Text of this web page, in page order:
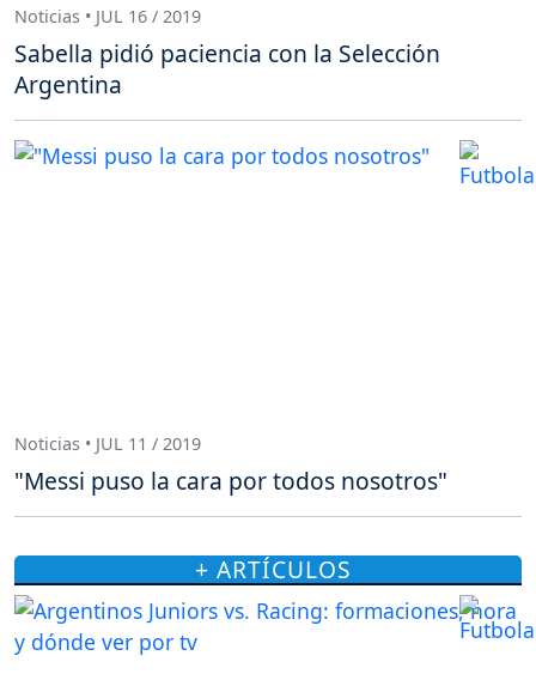
Noticias • JUL 16 / 2019
Sabella pidió paciencia con la Selección
Argentina
Noticias • JUL 11 / 2019
"Messi puso la cara por todos nosotros"
+ ARTÍCULOS